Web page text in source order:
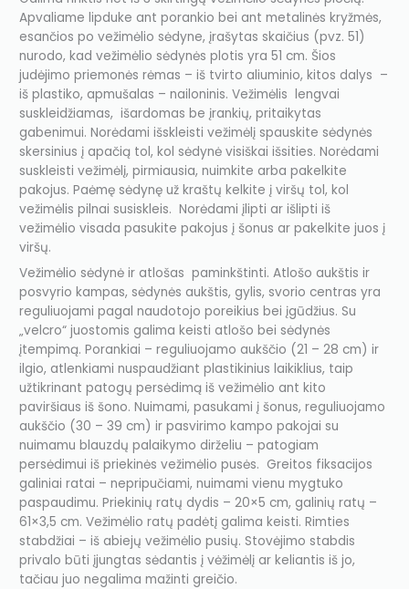
Apvaliame lipduke ant porankio bei ant metalinės kryžmės,
esančios po vežimėlio sėdyne, įrašytas skaičius (pvz. 51)
nurodo, kad vežimėlio sėdynės plotis yra 51 cm. Šios
judėjimo priemonės rėmas – iš tvirto aliuminio, kitos dalys –
iš plastiko, apmušalas – nailoninis. Vežimėlis lengvai
suskleidžiamas, išardomas be įrankių, pritaikytas
gabenimui. Norėdami išskleisti vežimėlį spauskite sėdynės
skersinius į apačią tol, kol sėdynė visiškai išsities. Norėdami
suskleisti vežimėlį, pirmiausia, nuimkite arba pakelkite
pakojus. Paėmę sėdynę už kraštų kelkite į viršų tol, kol
vežimėlis pilnai susiskleis. Norėdami įlipti ar išlipti iš
vežimėlio visada pasukite pakojus į šonus ar pakelkite juos į
viršų.
Vežimėlio sėdynė ir atlošas paminkštinti. Atlošo aukštis ir
posvyrio kampas, sėdynės aukštis, gylis, svorio centras yra
reguliuojami pagal naudotojo poreikius bei įgūdžius. Su
„velcro“ juostomis galima keisti atlošo bei sėdynės
įtempimą. Porankiai – reguliuojamo aukščio (21 – 28 cm) ir
ilgio, atlenkiami nuspaudžiant plastikinius laikiklius, taip
užtikrinant patogų persėdimą iš vežimėlio ant kito
paviršiaus iš šono. Nuimami, pasukami į šonus, reguliuojamo
aukščio (30 – 39 cm) ir pasvirimo kampo pakojai su
nuimamu blauzdų palaikymo dirželiu – patogiam
persėdimui iš priekinės vežimėlio pusės. Greitos fiksacijos
galiniai ratai – nepripučiami, nuimami vienu mygtuko
paspaudimu. Priekinių ratų dydis – 20×5 cm, galinių ratų –
61×3,5 cm. Vežimėlio ratų padėtį galima keisti. Rimties
stabdžiai – iš abiejų vežimėlio pusių. Stovėjimo stabdis
privalo būti įjungtas sėdantis į vėžimėlį ar keliantis iš jo,
tačiau juo negalima mažinti greičio.